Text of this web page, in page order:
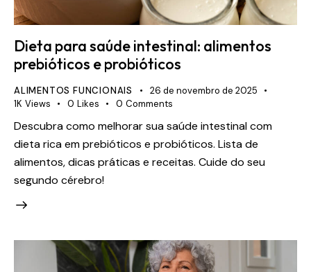
Dieta para saúde intestinal: alimentos
prebióticos e probióticos
ALIMENTOS FUNCIONAIS
26 de novembro de 2025
1K Views 0 Likes 0 Comments
Descubra como melhorar sua saúde intestinal com
dieta rica em prebióticos e probióticos. Lista de
alimentos, dicas práticas e receitas. Cuide do seu
segundo cérebro!